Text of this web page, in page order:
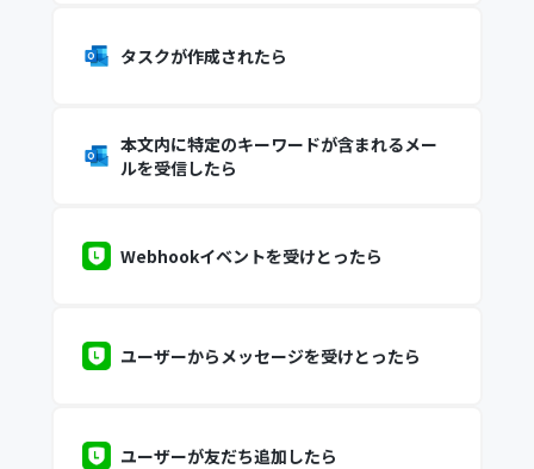
タスクが作成されたら
本文内に特定のキーワードが含まれるメー
ルを受信したら
Webhookイベントを受けとったら
ユーザーからメッセージを受けとったら
ユーザーが友だち追加したら